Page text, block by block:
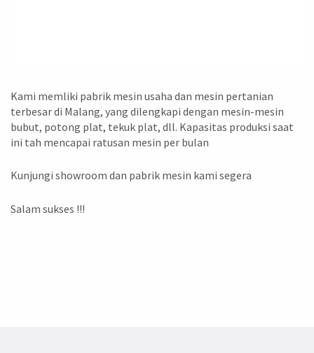
Kami memliki pabrik mesin usaha dan mesin pertanian
terbesar di Malang, yang dilengkapi dengan mesin-mesin
bubut, potong plat, tekuk plat, dll. Kapasitas produksi saat
ini tah mencapai ratusan mesin per bulan
Kunjungi showroom dan pabrik mesin kami segera
Salam sukses !!!